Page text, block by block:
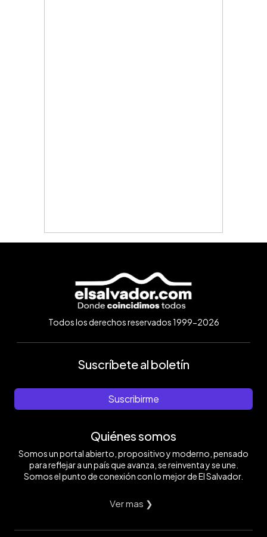
Todos los derechos reservados 1999-2026
Suscríbete al boletín
Suscribirme
Quiénes somos
Somos un portal abierto, propositivo y moderno, pensado
para reflejar a un país que avanza, se reinventa y se une.
Somos el punto de conexión con lo mejor de El Salvador.
Ver mas ❯